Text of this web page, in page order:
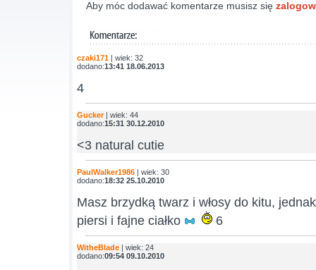
Aby móc dodawać komentarze musisz się
czaki171 | wiek: 32
dodano:13:41 18.06.2013
4
Gucker| wiek: 44
dodano:15:31 30.12.2010
<3 natural cutie
PaulWalker1986 | wiek: 30
dodano:18:32 25.10.2010
Masz brzydką twarz i włosy do kitu,
piersi i fajne ciałko
6
WitheBlade | wiek: 24
dodano:09:54 09.10.2010